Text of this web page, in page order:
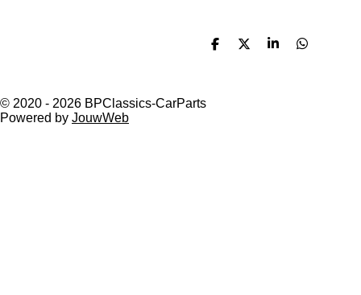
D
D
S
D
© 2020 - 2026 BPClassics-CarParts
Powered by JouwWeb